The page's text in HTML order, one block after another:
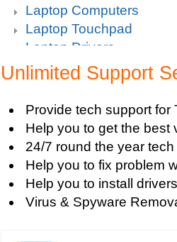
Laptop Computers
Laptop Touchpad
Laptop Drivers
Laptop Hard Drive
Laptop Keyboard
Laptop Maintenance
Laptop Memory
Laptop Memory RAM
Laptop Notebook
Laptop Online
Laptop Problem
Laptop Protection
Unlimited Support
Provide tech support for
Help you to get the best
24/7 round the year
Help you to fix problem
Help you to install
Virus & Spyware